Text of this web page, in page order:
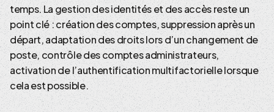
temps. La gestion des identités et des accès reste un
point clé : création des comptes, suppression après un
départ, adaptation des droits lors d’un changement de
poste, contrôle des comptes administrateurs,
activation de l’authentification multifactorielle lorsque
cela est possible.